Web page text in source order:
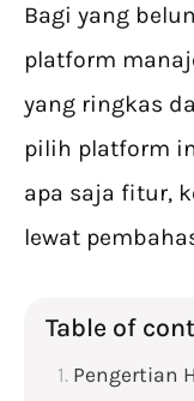
Bagi yang
platform
yang ringkas
pilih platform
apa saja fitur,
lewat
Table of
Pengertian